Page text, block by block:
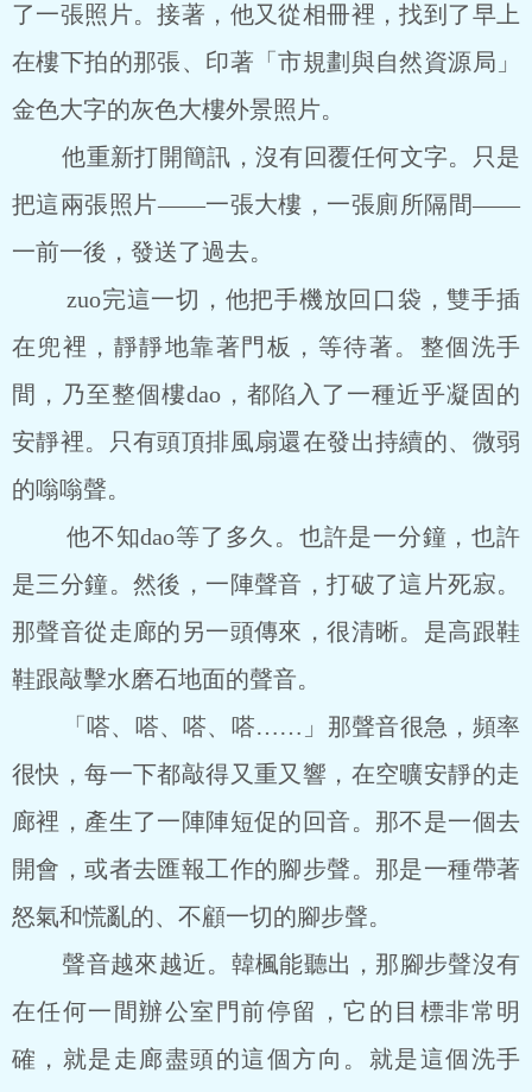
了一張照片。接著，他又從相冊裡，找到了早上
在樓下拍的那張、印著「市規劃與自然資源局」
金色大字的灰色大樓外景照片。
他重新打開簡訊，沒有回覆任何文字。只是
把這兩張照片——一張大樓，一張廁所隔間——
一前一後，發送了過去。
zuo完這一切，他把手機放回口袋，雙手插
在兜裡，靜靜地靠著門板，等待著。整個洗手
間，乃至整個樓dao，都陷入了一種近乎凝固的
安靜裡。只有頭頂排風扇還在發出持續的、微弱
的嗡嗡聲。
他不知dao等了多久。也許是一分鐘，也許
是三分鐘。然後，一陣聲音，打破了這片死寂。
那聲音從走廊的另一頭傳來，很清晰。是高跟鞋
鞋跟敲擊水磨石地面的聲音。
「嗒、嗒、嗒、嗒……」那聲音很急，頻率
很快，每一下都敲得又重又響，在空曠安靜的走
廊裡，產生了一陣陣短促的回音。那不是一個去
開會，或者去匯報工作的腳步聲。那是一種帶著
怒氣和慌亂的、不顧一切的腳步聲。
聲音越來越近。韓楓能聽出，那腳步聲沒有
在任何一間辦公室門前停留，它的目標非常明
確，就是走廊盡頭的這個方向。就是這個洗手